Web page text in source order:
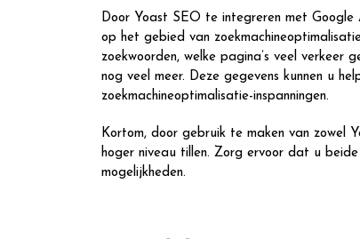
Door Yoast SEO te integreren met
op het gebied van
zoekwoorden, welke pagina’s veel verkeer
nog veel meer. Deze gegevens kunnen u
zoekmachineoptimalisatie-inspanningen.
Kortom, door gebruik te maken van zowel
hoger niveau tillen. Zorg ervoor dat u
mogelijkheden.